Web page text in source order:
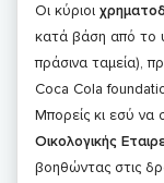
Οι κύριοι
κατά βάση από το
πράσινα ταμεία),
Coca Cola
Μπορείς κι εσύ να
Οικολογικής
βοηθώντας στις